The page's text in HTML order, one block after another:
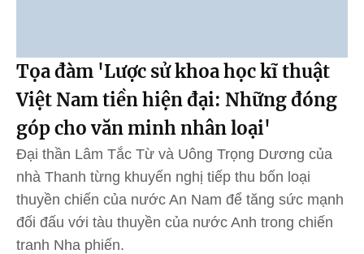
Tọa đàm 'Lược sử khoa học kĩ thuật
Việt Nam tiền hiện đại: Những đóng
góp cho văn minh nhân loại'
Đại thần Lâm Tắc Từ và Uông Trọng Dương của
nhà Thanh từng khuyến nghị tiếp thu bốn loại
thuyền chiến của nước An Nam để tăng sức mạnh
đối đấu với tàu thuyền của nước Anh trong chiến
tranh Nha phiến.